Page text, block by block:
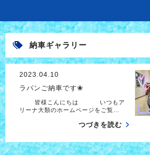
納車ギャラリー
2023.04.10
ラパンご納車です❀
皆様こんにちは いつもア
リーナ大類のホームページをご覧…
つづきを読む